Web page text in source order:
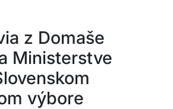
z Domaše
Ministerstve
výbore